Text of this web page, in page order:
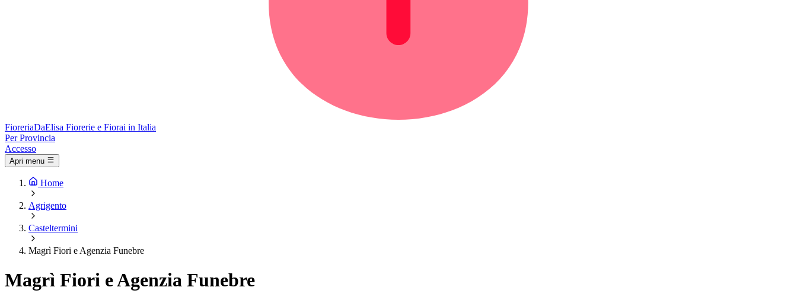
FioreriaDaElisa Fiorerie e Fiorai in Italia
Per Provincia
Accesso
Apri menu
Home
Agrigento
Casteltermini
Magrì Fiori e Agenzia Funebre
Magrì Fiori e Agenzia Funebre